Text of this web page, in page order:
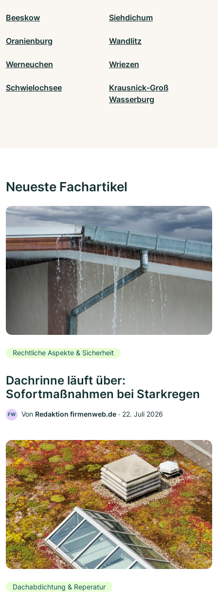
Beeskow Siehdichum
Oranienburg Wandlitz
Werneuchen Wriezen
Schwielochsee
Krausnick-Groß
Wasserburg
Neueste Fachartikel
Rechtliche Aspekte & Sicherheit
Dachrinne läuft über:
Sofortmaßnahmen bei Starkregen
FW Von Redaktion firmenweb.de ‧ 22. Juli 2026
Dachabdichtung & Reperatur